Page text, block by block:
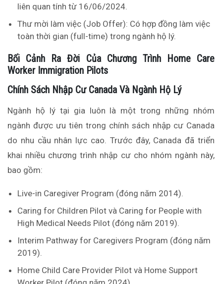
liên quan tính từ 16/06/2024.
Thư mời làm việc (Job Offer): Có hợp đồng làm việc
toàn thời gian (full-time) trong ngành hộ lý.
Bối Cảnh Ra Đời Của Chương Trình Home Care
Worker Immigration Pilots
Chính Sách Nhập Cư Canada Và Ngành Hộ Lý
Ngành hộ lý tại gia luôn là một trong những nhóm
ngành được ưu tiên trong chính sách nhập cư Canada
do nhu cầu nhân lực cao. Trước đây, Canada đã triển
khai nhiều chương trình nhập cư cho nhóm ngành này,
bao gồm:
Live-in Caregiver Program (đóng năm 2014).
Caring for Children Pilot và Caring for People with
High Medical Needs Pilot (đóng năm 2019).
Interim Pathway for Caregivers Program (đóng năm
2019).
Home Child Care Provider Pilot và Home Support